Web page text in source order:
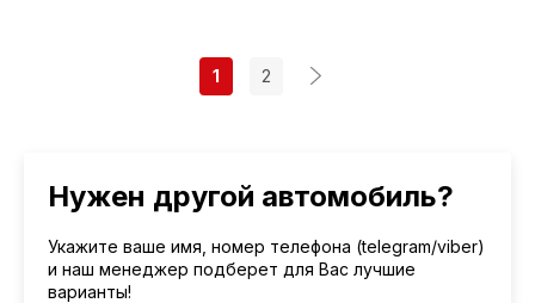
1 2
Нужен другой автомобиль?
Укажите ваше имя, номер телефона (telegram/viber)
и наш менеджер подберет для Вас лучшие
варианты!